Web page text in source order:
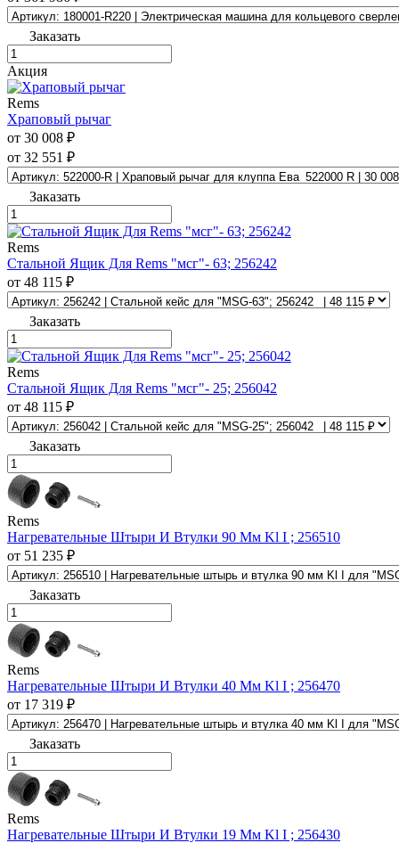
Заказать
Акция
Rems
Храповый рычаг
от 30 008 ₽
от 32 551 ₽
Заказать
Rems
Стальной Ящик Для Rems "мсг"- 63; 256242
от 48 115 ₽
Заказать
Rems
Стальной Ящик Для Rems "мсг"- 25; 256042
от 48 115 ₽
Заказать
Rems
Нагревательные Штыри И Втулки 90 Мм Kl I ; 256510
от 51 235 ₽
Заказать
Rems
Нагревательные Штыри И Втулки 40 Мм Kl I ; 256470
от 17 319 ₽
Заказать
Rems
Нагревательные Штыри И Втулки 19 Мм Kl I ; 256430